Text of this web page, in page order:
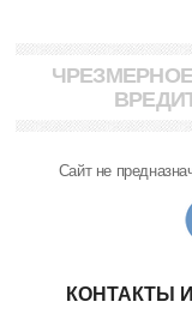
Сайт не
КОНТАКТЫ